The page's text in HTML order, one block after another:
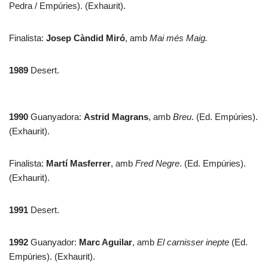
Pedra / Empúries). (Exhaurit).
Finalista: Josep Càndid Miró, amb Mai més Maig.
1989 Desert.
1990 Guanyadora: Astrid Magrans, amb Breu. (Ed. Empúries).
(Exhaurit).
Finalista: Martí Masferrer, amb Fred Negre. (Ed. Empúries).
(Exhaurit).
1991 Desert.
1992 Guanyador: Marc Aguilar, amb El carnisser inepte (Ed.
Empúries). (Exhaurit).